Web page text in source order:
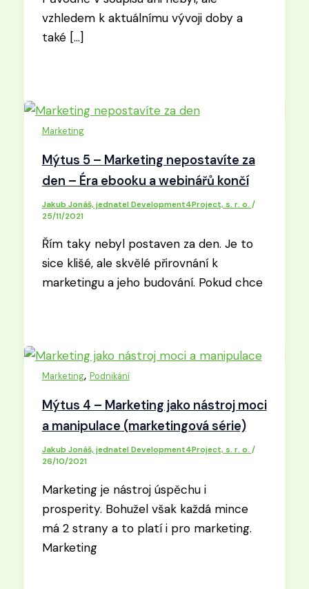
vzhledem k aktuálnímu vývoji doby a
také […]
Marketing
Mýtus 5 – Marketing nepostavíte za
den – Éra ebooku a webinářů končí
Jakub Jonáš, jednatel Development4Project, s. r. o. /
25/11/2021
Řím taky nebyl postaven za den. Je to
sice klišé, ale skvělé přirovnání k
marketingu a jeho budování. Pokud chce
Marketing, Podnikání
Mýtus 4 – Marketing jako nástroj moci
a manipulace (marketingová série)
Jakub Jonáš, jednatel Development4Project, s. r. o. /
26/10/2021
Marketing je nástroj úspěchu i
prosperity. Bohužel však každá mince
má 2 strany a to platí i pro marketing.
Marketing